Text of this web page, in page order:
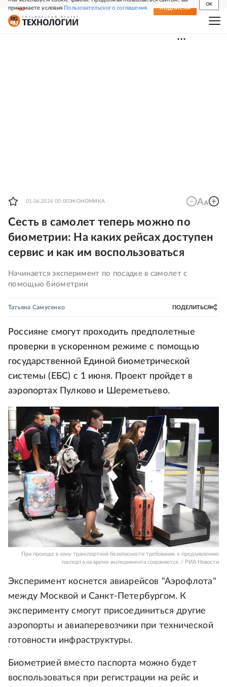
принимаете условияПользовательского соглашения
OK
СВЕЖИЙ НОМЕР ПОДПИСКА
01.06.2026 00:00ЭКОНОМИКА
Сесть в самолет теперь можно по
биометрии: На каких рейсах доступен
сервис и как им воспользоваться
Начинается эксперимент по посадке в самолет с
помощью биометрии
Татьяна Самусенко ПОДЕЛИТЬСЯ
Россияне смогут проходить предполетные
проверки в ускоренном режиме с помощью
государственной Единой биометрической
системы (ЕБС) с 1 июня. Проект пройдет в
аэропортах Пулково и Шереметьево.
При проходе в зону транспортной безопасности требование к предъявлению
паспорта на время эксперимента сохраняется. / РИА Новости
Эксперимент коснется авиарейсов "Аэрофлота"
между Москвой и Санкт-Петербургом. К
эксперименту смогут присоединиться другие
аэропорты и авиаперевозчики при технической
готовности инфраструктуры.
Биометрией вместо паспорта можно будет
воспользоваться при регистрации на рейс и